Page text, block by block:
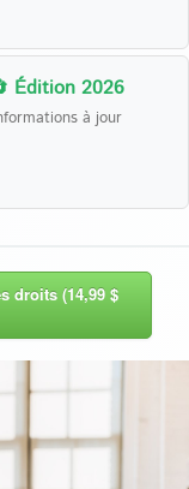
Édition 2026
à jour
droits (14,99 $